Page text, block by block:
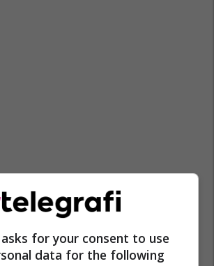
for your consent to use
data for the following